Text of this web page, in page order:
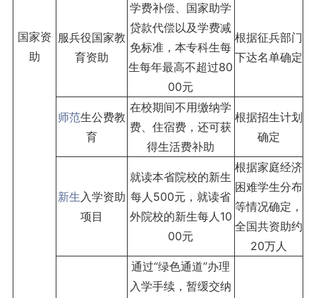
国家资
助
服兵役国家教
育资助
学费补偿、国家助学
贷款代偿以及学费减
免标准，本专科生每
生每年最高不超过80
00元
根据征兵部门
下达名单确定
师范生公费教
育
在校期间不用缴纳学
费、住宿费，还可获
得生活费补助
根据招生计划
确定
新生入学资助
项目
就读本省院校的新生
每人500元，就读省
外院校的新生每人10
00元
根据家庭经济
困难学生分布
等情况确定，
全国共资助约
20万人
通过“绿色通道”办理
入学手续，暂缓交纳